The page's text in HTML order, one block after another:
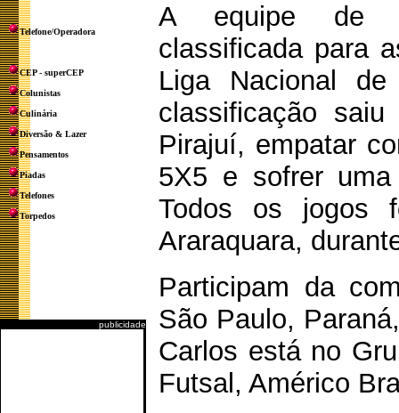
Telefone/Operadora
CEP - superCEP
Colunistas
Culinária
Diversão & Lazer
Pensamentos
Piadas
Telefones
Torpedos
publicidade
A equipe de
classificada para
Liga Nacional
classificação
Pirajuí, empatar
5X5 e sofrer
Todos os jogos
Araraquara,
Participam da
São Paulo,
Carlos está no
Futsal, Américo